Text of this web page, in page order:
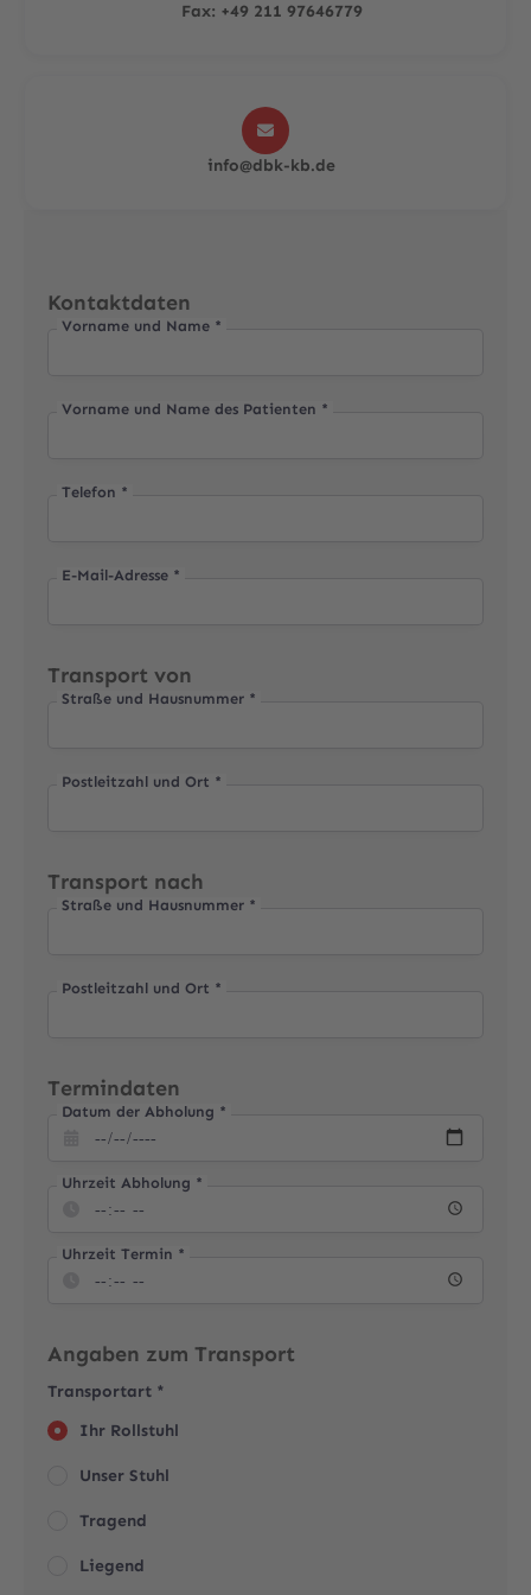
Fax: +49 211 97646779

info@dbk-kb.de
Kontaktdaten
Vorname und Name *
Vorname und Name des Patienten *
Telefon *
E-Mail-Adresse *
Transport von
Straße und Hausnummer *
Postleitzahl und Ort *
Transport nach
Straße und Hausnummer *
Postleitzahl und Ort *
Termindaten
Datum der Abholung *
Uhrzeit Abholung *
Uhrzeit Termin *
Angaben zum Transport
Transportart *
Ihr Rollstuhl
Unser Stuhl
Tragend
Liegend